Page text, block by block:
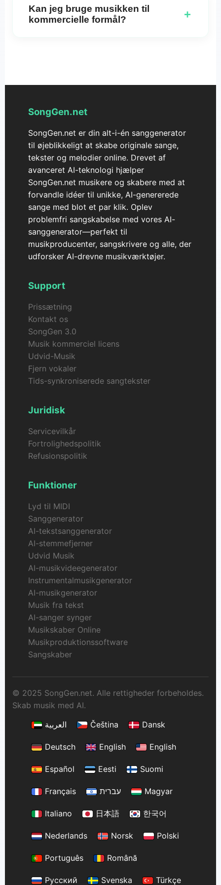
tilvalget i enten Simple- eller Custom-tilstand for at
skabe baggrundsmusik, der er perfekt til videoer,
Kan jeg bruge musikken til
kommercielle formål?
+
SongGen.net
SongGen.net er din alt-i-én sanggenerator
til øjeblikkeligt at skabe originale sange,
tekster og melodier online. Drevet af
avanceret AI-teknologi hjælper
SongGen.net musikere og skabere med at
forvandle idéer til unikke, AI-genererede
sange med blot et par klik. Oplev
problemfri sangskabelse med vores AI-
sanggenerator—perfekt til
musikproducenter, sangskrivere og alle, der
udforsker AI-drevne musikværktøjer.
Support
Prissætning
Kontakt os
SongGen 3.0
Musik kommerciel licens
Udvid-Musik
Fjern vokaler
Tids-synkroniserede sangtekster
Juridisk
Servicevilkår
Fortrolighedspolitik
Refusionspolitik
Funktioner
Lyd til MIDI
Sanggenerator
AI-tekstsanggenerator
AI-stemmefjerner
Udvid Musik
AI-musikvideegenerator
Instrumentalmusikgenerator
AI-musikgenerator
Musik fra tekst
AI-sanger synger
Musikskaber Online
Musikproduktionssoftware
Sangskaber
© 2025 SongGen.net. Alle rettigheder forbeholdes.
Skab musik med AI.
العربية
Čeština Dansk
Deutsch English English
Español Eesti Suomi
Français עברית Magyar
Italiano 日本語 한국어
Nederlands Norsk Polski
Português Română
Русский Svenska Türkçe